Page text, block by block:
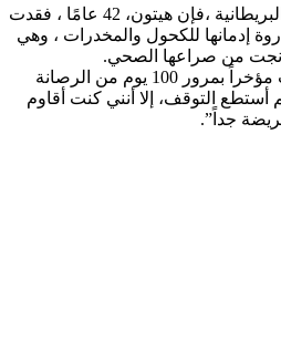
وبحسب صحيفة الديلي مايل البريطانية ،فإن هيتون، 42 عامًا ، فقدت
إدمانها للكحول والمخدرات ، وهي
نجت من صراعها الصحي.
وصرحت ميشيل التي احتفلت مؤخراً بمرور 100 يوم من الرصانة
أستطع التوقف، إلا أنني كنت أقاوم
جداً”.